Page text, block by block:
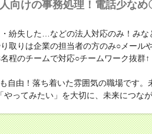
向けの事務処理！電話少なめ
紛失した…などの法人対応のみ！みな
取りは企業の担当者の方のみ○メール
程のチームで対応○チームワーク抜群↑
自由！落ち着いた雰囲気の職場です。
ってみたい」を大切に、未来につなが